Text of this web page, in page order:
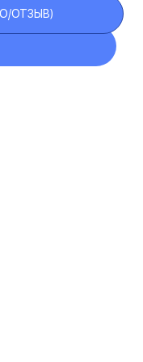
ОТЗЫВ)